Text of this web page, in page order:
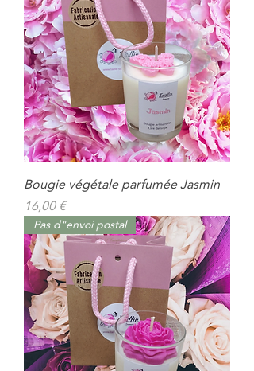
Bougie végétale parfumée Jasmin
Prix
16,00 €
Pas d"envoi postal